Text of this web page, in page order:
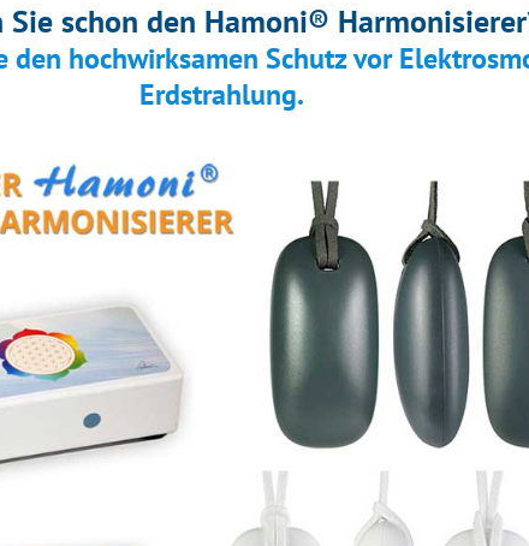
Sie schon den Hamoni®
den hochwirksamen Schutz vor
Erdstrahlung.